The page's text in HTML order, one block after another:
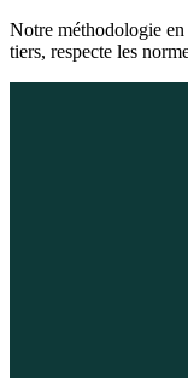
Notre méthodologie
tiers, respecte les